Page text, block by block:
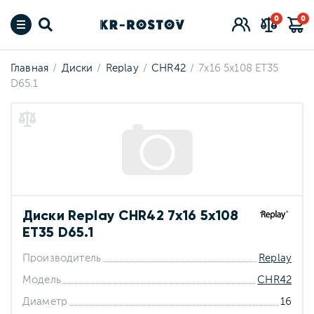
0 0
Главная Диски Replay CHR42
7x16 5x108 ET35
D65.1
Диски Replay CHR42 7x16 5x108
ET35 D65.1
Производитель Replay
Модель CHR42
Диаметр 16